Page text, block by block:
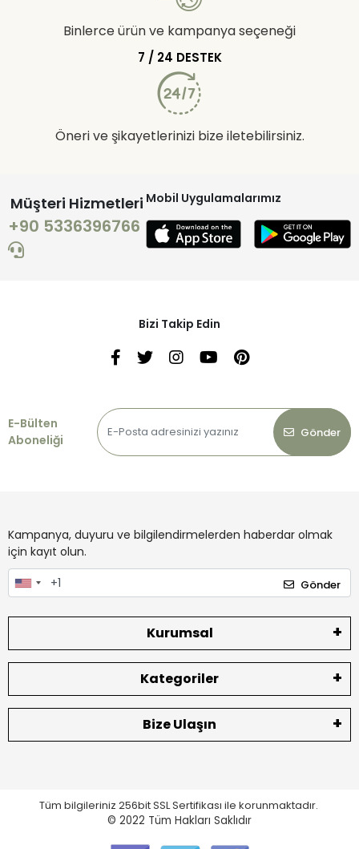
Binlerce ürün ve kampanya seçeneği
7 / 24 DESTEK
Öneri ve şikayetlerinizi bize iletebilirsiniz.
Müşteri Hizmetleri
+90 5336396766
Mobil Uygulamalarımız
Bizi Takip Edin
E-Bülten
Aboneliği
Gönder
Kampanya, duyuru ve bilgilendirmelerden haberdar olmak
için kayıt olun.
Gönder
Kurumsal
Kategoriler
Bize Ulaşın
Tüm bilgileriniz 256bit SSL Sertifikası ile korunmaktadır.
© 2022 Tüm Hakları Saklıdır